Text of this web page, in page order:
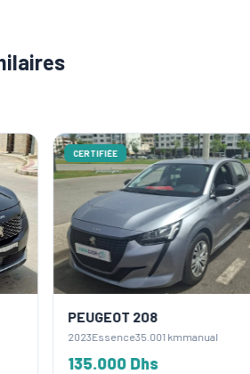
CERTIFIÉE
PEUGEOT 208
2023Essence35.001 kmmanual
135.000 Dhs